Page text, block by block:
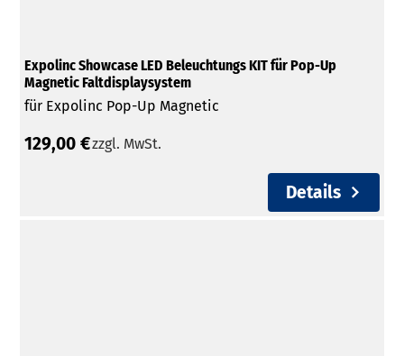
Expolinc Showcase LED Beleuchtungs KIT für Pop-Up
Magnetic Faltdisplaysystem
für Expolinc Pop-Up Magnetic
129,00 €zzgl. MwSt.
Details